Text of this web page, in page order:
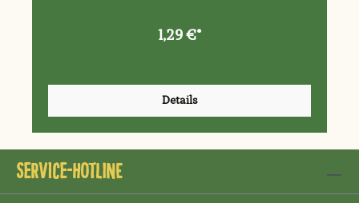
1,29 €*
Details
Service-Hotline